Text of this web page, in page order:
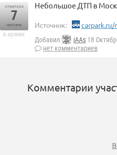
отметили
7
человек
в архиве
Небольшое ДТП в
Источник: carpark.ru/
Добавил iAAs 18
нет комментариев
Комментарии